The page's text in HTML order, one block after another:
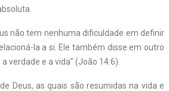
não tem nenhuma dificuldade em definir
la a si. Ele também disse em outro
verdade e a vida” (João 14:6).
Deus, as quais são resumidas na vida e